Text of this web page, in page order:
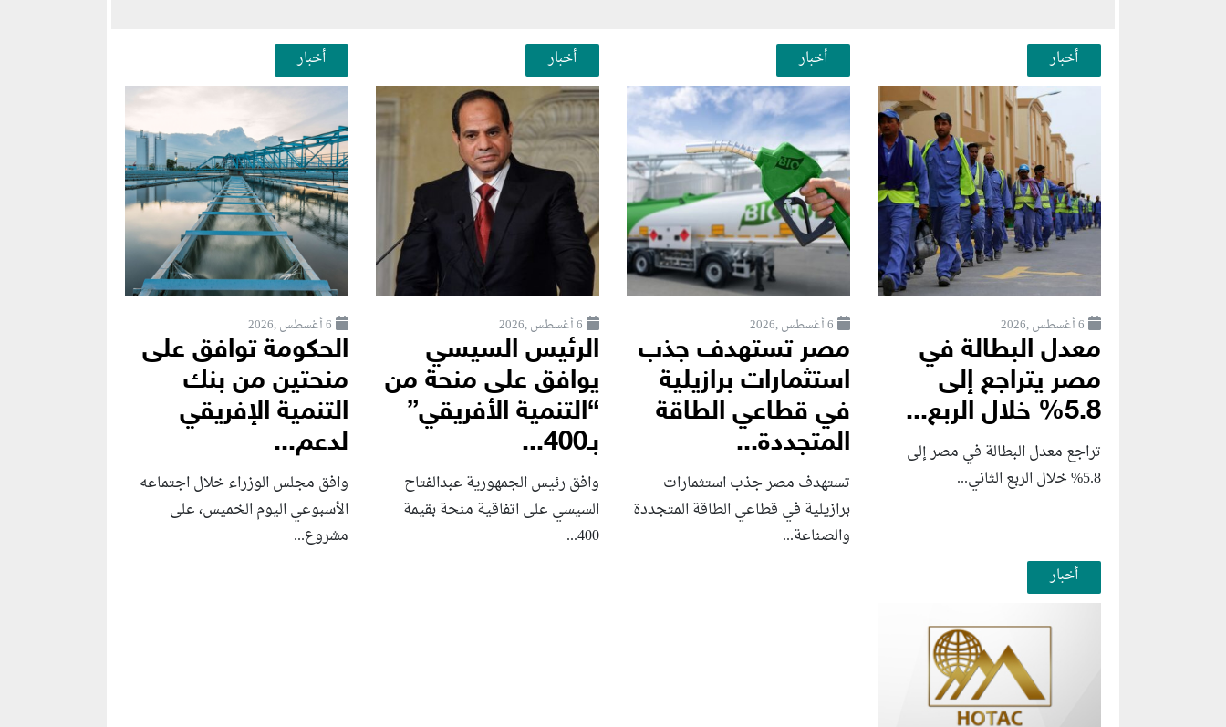
أخبار
6 أغسطس ,2026
معدل البطالة في
مصر يتراجع إلى
5.8% خلال الربع...
تراجع معدل البطالة في مصر إلى
5.8% خلال الربع الثاني...
أخبار
6 أغسطس ,2026
مصر تستهدف جذب
استثمارات برازيلية
في قطاعي الطاقة
المتجددة...
تستهدف مصر جذب استثمارات
برازيلية في قطاعي الطاقة المتجددة
والصناعة...
أخبار
6 أغسطس ,2026
الرئيس السيسي
يوافق على منحة من
“التنمية الأفريقي”
بـ400...
وافق رئيس الجمهورية عبدالفتاح
السيسي على اتفاقية منحة بقيمة
400...
أخبار
6 أغسطس ,2026
الحكومة توافق على
منحتين من بنك
التنمية الإفريقي
لدعم...
وافق مجلس الوزراء خلال اجتماعه
الأسبوعي اليوم الخميس، على
مشروع...
أخبار